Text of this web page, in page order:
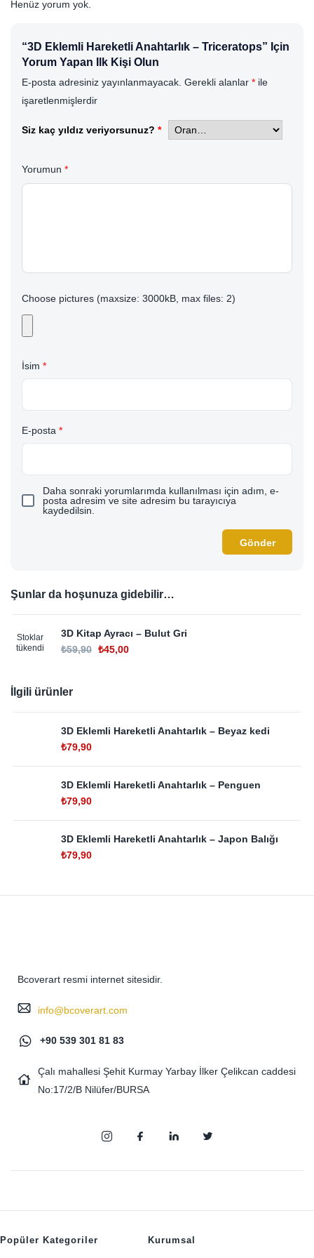
Henüz yorum yok.
“3D Eklemli Hareketli Anahtarlık – Triceratops” Için
Yorum Yapan Ilk Kişi Olun
E-posta adresiniz yayınlanmayacak. Gerekli alanlar * ile
işaretlenmişlerdir
Siz kaç yıldız veriyorsunuz? *
Yorumun *
Choose pictures (maxsize: 3000kB, max files: 2)
İsim *
E-posta *
Daha sonraki yorumlarımda kullanılması için adım, e-
posta adresim ve site adresim bu tarayıcıya
kaydedilsin.
Şunlar da hoşunuza gidebilir…
Stoklar
tükendi
3D Kitap Ayracı – Bulut Gri
₺59,90 ₺45,00
İlgili ürünler
3D Eklemli Hareketli Anahtarlık – Beyaz kedi
₺79,90
3D Eklemli Hareketli Anahtarlık – Penguen
₺79,90
3D Eklemli Hareketli Anahtarlık – Japon Balığı
₺79,90
Bcoverart resmi internet sitesidir.
info@bcoverart.com
+90 539 301 81 83
Çalı mahallesi Şehit Kurmay Yarbay İlker Çelikcan caddesi
No:17/2/B Nilüfer/BURSA
Popüler Kategoriler Kurumsal